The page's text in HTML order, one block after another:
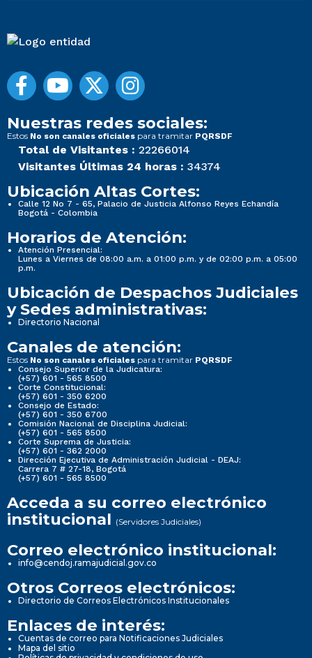
Nuestras redes sociales:
Estos No son canales oficiales para tramitar PQRSDF
Total de Visitantes : 22266014
Visitantes Últimas 24 horas : 34374
Ubicación Altas Cortes:
Calle 12 No 7 - 65, Palacio de Justicia Alfonso Reyes Echandía
Bogotá - Colombia
Horarios de Atención:
Atención Presencial:
Lunes a Viernes de 08:00 a.m. a 01:00 p.m. y de 02:00 p.m. a 05:00
p.m.
Ubicación de Despachos Judiciales
y Sedes administrativas:
Directorio Nacional
Canales de atención:
Estos No son canales oficiales para tramitar PQRSDF
Consejo Superior de la Judicatura:
(+57) 601 - 565 8500
Corte Constitucional:
(+57) 601 - 350 6200
Consejo de Estado:
(+57) 601 - 350 6700
Comisión Nacional de Disciplina Judicial:
(+57) 601 - 565 8500
Corte Suprema de Justicia:
(+57) 601 - 362 2000
Dirección Ejecutiva de Administración Judicial - DEAJ:
Carrera 7 # 27-18, Bogotá
(+57) 601 - 565 8500
Acceda a su correo electrónico
institucional (Servidores Judiciales)
Correo electrónico institucional:
info@cendoj.ramajudicial.gov.co
Otros Correos electrónicos:
Directorio de Correos Electrónicos Institucionales
Enlaces de interés:
Cuentas de correo para Notificaciones Judiciales
Mapa del sitio